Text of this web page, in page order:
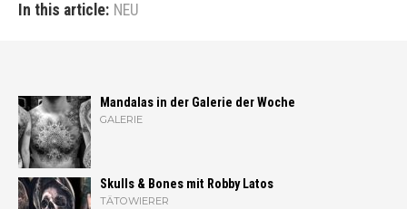
In this article: NEU
Mandalas in der Galerie der Woche
GALERIE
Skulls & Bones mit Robby Latos
TÄTOWIERER